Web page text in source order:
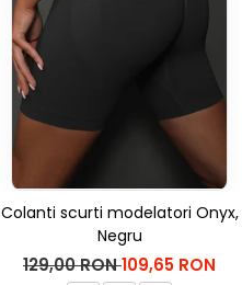
Colanti scurti modelatori Onyx,
Negru
129,00 RON109,65 RON